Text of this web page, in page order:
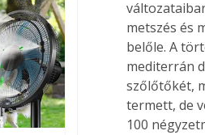
és a
is
Néhány
káros
metszés és
belőle. A
mediterrán
szőlőtőkét,
termett, de
100